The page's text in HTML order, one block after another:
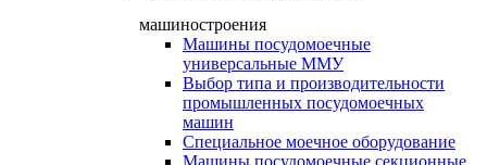
машиностроения
Машины посудомоечные
универсальные ММУ
Выбор типа и производительности
промышленных посудомоечных
машин
Специальное моечное оборудование
Машины посудомоечные секционные